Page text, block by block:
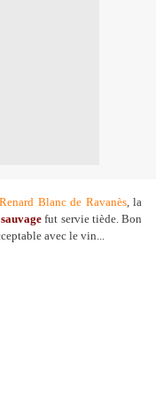
Blanc de Ravanès, la
fut servie tiède. Bon
avec le vin...